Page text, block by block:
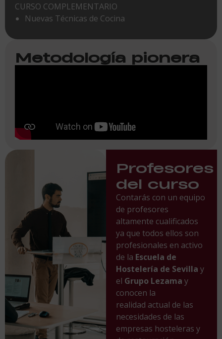
CURSO COMPLEMENTARIO
Nuevas Técnicas de Cocina
Metodología pionera
Profesores
del curso
Contarás con un equipo
de profesores
altamente cualificados
ya que todos ellos son
profesionales en activo
de la Escuela de
Hostelería de Sevilla y
el Grupo Lezama y
conocen la
realidad actual de las
necesidades de las
empresas hosteleras y